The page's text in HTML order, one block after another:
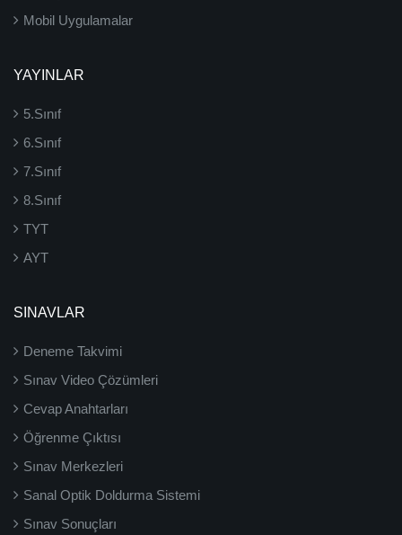
Mobil Uygulamalar
YAYINLAR
5.Sınıf
6.Sınıf
7.Sınıf
8.Sınıf
TYT
AYT
SINAVLAR
Deneme Takvimi
Sınav Video Çözümleri
Cevap Anahtarları
Öğrenme Çıktısı
Sınav Merkezleri
Sanal Optik Doldurma Sistemi
Sınav Sonuçları